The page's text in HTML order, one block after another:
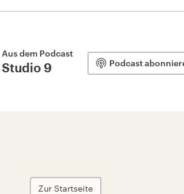
Aus dem Podcast
Studio 9 Podcast
Zur Startseite